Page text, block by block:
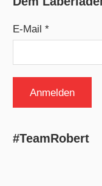
E-Mail *
#TeamRobert